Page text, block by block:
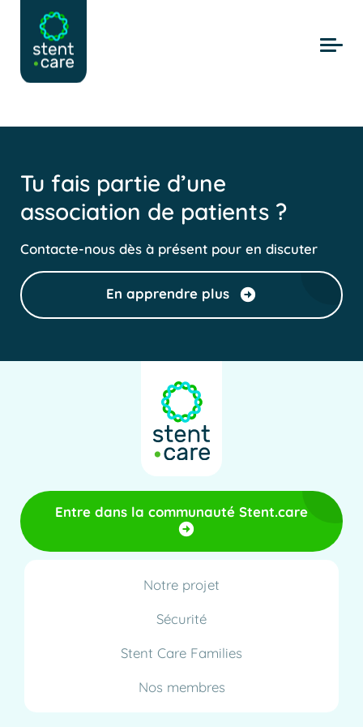
Skip to main content
Tu fais partie d’une
association de patients ?
Contacte-nous dès à présent pour en discuter
En apprendre plus
Entre dans la communauté Stent.care
Notre projet
Sécurité
Stent Care Families
Nos membres